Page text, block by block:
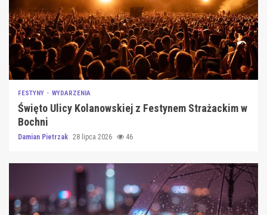
FESTYNY WYDARZENIA
Święto Ulicy Kolanowskiej z Festynem Strażackim w
Bochni
Damian Pietrzak 28 lipca 2026 46